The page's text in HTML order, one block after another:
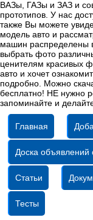
ВАЗы, ГАЗы и ЗАЗ и
прототипов. У нас
также Вы можете
модель авто и
машин распределены
выбрать фото
ценителям красивых
авто и хочет
подробно. Можно
бесплатно! НЕ нужно
запоминайте и
Главная
Доска объявлений
Статьи
Тесты